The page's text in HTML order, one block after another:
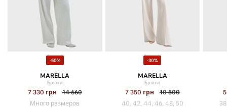
-50%
MARELLA
Брюки
7 330 грн
14 660
Много размеров
-30%
MARELLA
Брюки
7 350 грн
10 500
40, 42, 44, 46, 48, 50